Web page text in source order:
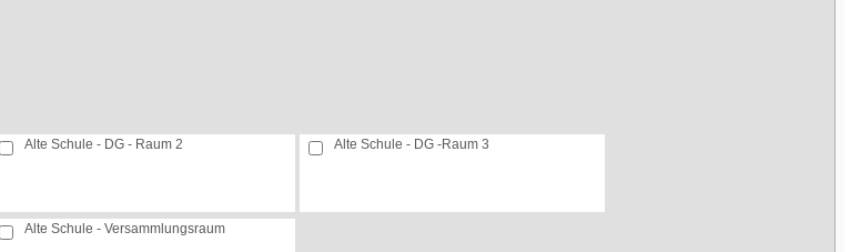
Alte Schule - DG - Raum 2 Alte Schule - DG -Raum 3
Alte Schule - Versammlungsraum